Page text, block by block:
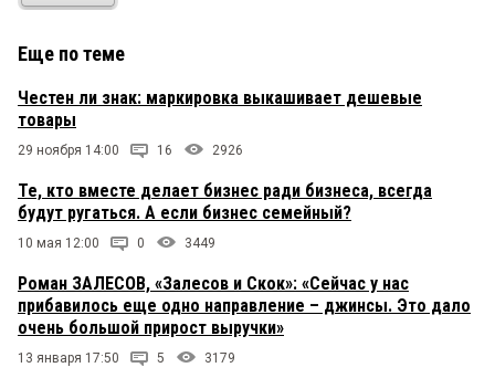
Еще по теме
Честен ли знак: маркировка выкашивает дешевые
товары
29 ноября 14:00 16 2926
Те, кто вместе делает бизнес ради бизнеса, всегда
будут ругаться. А если бизнес семейный?
10 мая 12:00 0 3449
Роман ЗАЛЕСОВ, «Залесов и Скок»: «Сейчас у нас
прибавилось еще одно направление – джинсы. Это дало
очень большой прирост выручки»
13 января 17:50 5 3179